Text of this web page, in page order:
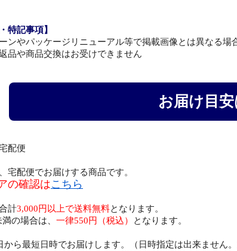
特記事項】
ンやパッケージリニューアル等で掲載画像とは異なる場
品や商品交換はお受けできません
お届け目
配便
宅配便でお届けする商品です。
の確認はこちら
計3,000円以上で送料無料となります。
の場合は、 一律550円（税込） となります。
から最短日時でお届けします。（日時指定は出来ません。